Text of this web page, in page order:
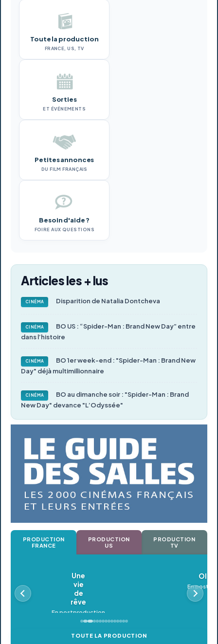
Toute la production
FRANCE, US, TV
Sorties
ET ÉVÉNEMENTS
Petites annonces
DU FILM FRANÇAIS
Besoin d'aide ?
FOIRE AUX QUESTIONS
Articles les + lus
CINÉMA Disparition de Natalia Dontcheva
CINÉMA
BO US : “Spider-Man : Brand New Day” entre
dans l’histoire
CINÉMA
BO 1er week-end : "Spider-Man : Brand New
Day" déjà multimillionnaire
CINÉMA
BO au dimanche soir : "Spider-Man : Brand
New Day" devance "L’Odyssée"
PRODUCTION
FRANCE
PRODUCTION
US
PRODUCTION
TV
Oldeupe
En postproduction
TOUTE LA PRODUCTION